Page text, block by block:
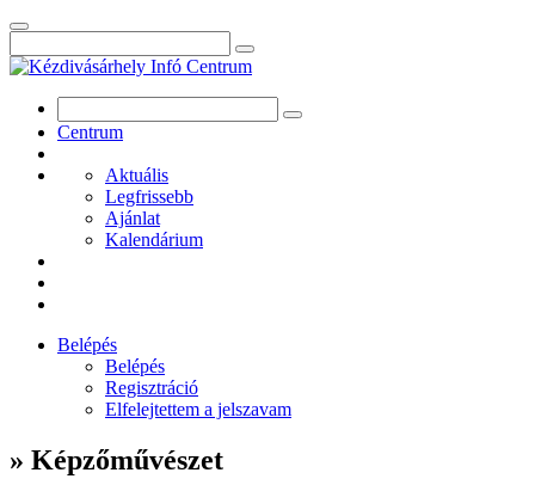
Centrum
Aktuális
Legfrissebb
Ajánlat
Kalendárium
Belépés
Belépés
Regisztráció
Elfelejtettem a jelszavam
» Képzőművészet